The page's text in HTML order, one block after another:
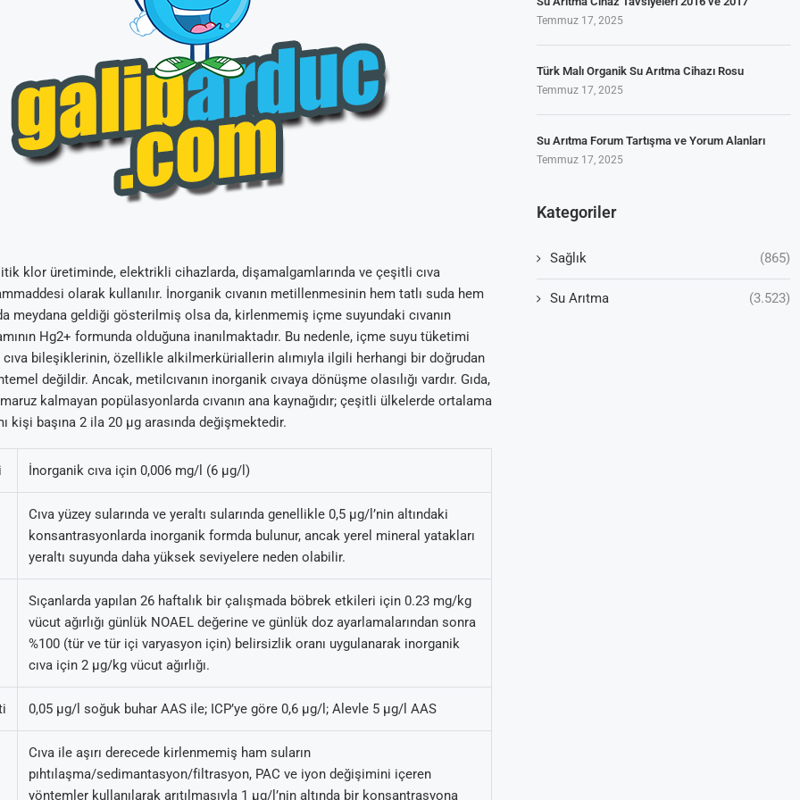
klor üretiminde, elektrikli cihazlarda, dişamalgamlarında ve çeşitli cıva
olarak kullanılır. İnorganik cıvanın metillenmesinin hem tatlı suda hem
meydana geldiği gösterilmiş olsa da, kirlenmemiş içme suyundaki cıvanın
Hg2+ formunda olduğuna inanılmaktadır. Bu nedenle, içme suyu tüketimi
bileşiklerinin, özellikle alkilmerküriallerin alımıyla ilgili herhangi bir doğrudan
değildir. Ancak, metilcıvanın inorganik cıvaya dönüşme olasılığı vardır. Gıda,
kalmayan popülasyonlarda cıvanın ana kaynağıdır; çeşitli ülkelerde ortalama
kişi başına 2 ila 20 µg arasında değişmektedir.
İnorganik cıva için 0,006 mg/l (6 µg/l)
Cıva yüzey sularında ve yeraltı sularında genellikle 0,5 µg/l’nin altındaki
konsantrasyonlarda inorganik formda bulunur, ancak yerel mineral yatakları
yeraltı suyunda daha yüksek seviyelere neden olabilir.
Sıçanlarda yapılan 26 haftalık bir çalışmada böbrek etkileri için 0.23 mg/kg
vücut ağırlığı günlük NOAEL değerine ve günlük doz ayarlamalarından sonra
%100 (tür ve tür içi varyasyon için) belirsizlik oranı uygulanarak inorganik
cıva için 2 µg/kg vücut ağırlığı.
0,05 µg/l soğuk buhar AAS ile; ICP’ye göre 0,6 µg/l; Alevle 5 µg/l AAS
Cıva ile aşırı derecede kirlenmemiş ham suların
pıhtılaşma/sedimantasyon/filtrasyon, PAC ve iyon değişimini içeren
yöntemler kullanılarak arıtılmasıyla 1 µg/l’nin altında bir konsantrasyona
Temmuz 17, 2025
Türk Malı Organik Su Arıtma Cihazı Rosu
Temmuz 17, 2025
Su Arıtma Forum Tartışma ve Yorum Alanları
Temmuz 17, 2025
Kategoriler
Sağlık (865)
Su Arıtma (3.523)
Tavsiyeleri
Su Arıtma
Tartışma ve